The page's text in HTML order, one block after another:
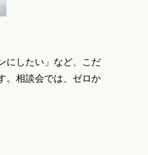
にしたい」など、こだ
。相談会では、ゼロか